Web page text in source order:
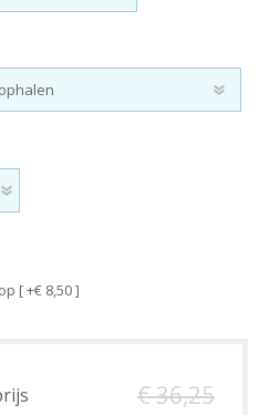
[ +€ 8,50 ]
€ 36,25